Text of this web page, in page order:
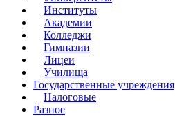
Институты
Академии
Колледжи
Гимназии
Лицеи
Училища
Государственные учреждения
Налоговые
Разное